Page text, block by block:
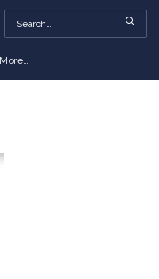
More…